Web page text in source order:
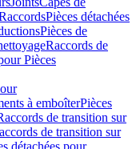
Pièces détachées
Pièces de
Raccords de
Pièces
à emboîterPièces
de transition sur
de transition sur
détachées pour